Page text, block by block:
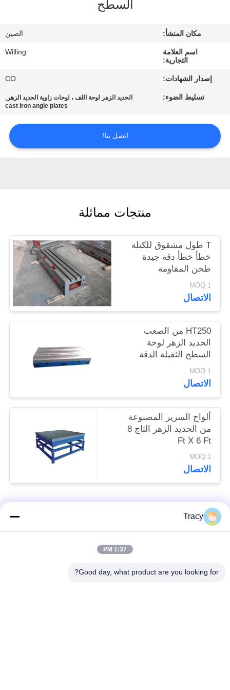
خريطة
الموقع
سياسة
السطح
مكان المنشأ: الصين
اسم العلامة
التجارية:
Willing
إصدار الشهادات: CO
تسليط الضوء: الحديد الزهر لوحة اللف ، لوحات زاوية الحديد الزهر ,
cast iron angle plates
اتصل بنا!
منتجات مماثلة
T طول مشقوق للكتلة
خطأ خطأ دقة جيدة
طحن المقاومة
MOQ:1
الاتصال
HT250 من الصعب
الحديد الزهر لوحة
السطح الثقيلة الدقة
لوحة السطح
MOQ:1
الاتصال
ألواح السرير المصنوعة
من الحديد الزهر التاج 8
Ft X 6 Ft
MOQ:1
الاتصال
فئات شعبية
Tracy
1:37 PM
Good day, what product are you looking for?